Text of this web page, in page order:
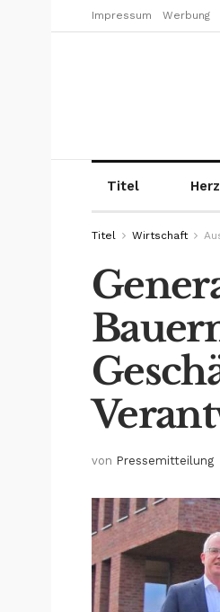
Impressum Werbung
Titel
Titel Wirtschaft
von Pressemitteilung